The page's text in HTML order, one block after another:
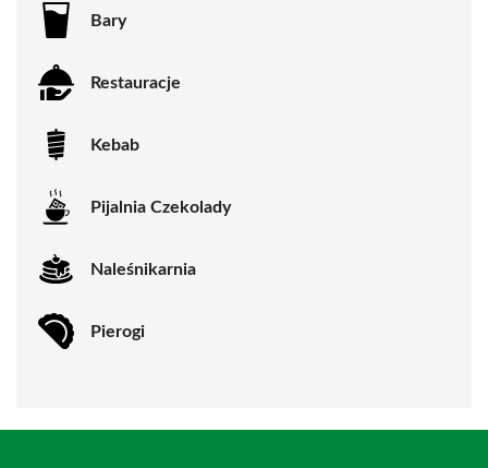
Bary
Restauracje
Kebab
Pijalnia Czekolady
Naleśnikarnia
Pierogi